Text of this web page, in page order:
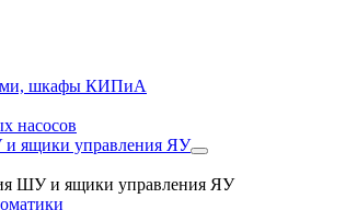
шкафы КИПиА
насосов
ящики управления ЯУ
ШУ и ящики управления ЯУ